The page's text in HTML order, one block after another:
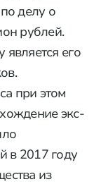
делу о
рублей.
его
при этом
экс-
в 2017 году
из